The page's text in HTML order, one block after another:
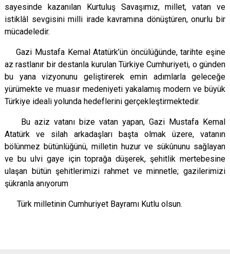
sayesinde kazanılan Kurtuluş Savaşımız, millet, vatan ve
istiklâl sevgisini milli irade kavramına dönüştüren, onurlu bir
mücadeledir.
Gazi Mustafa Kemal Atatürk’ün öncülüğünde, tarihte eşine
az rastlanır bir destanla kurulan Türkiye Cumhuriyeti, o günden
bu yana vizyonunu geliştirerek emin adımlarla geleceğe
yürümekte ve muasır medeniyeti yakalamış modern ve büyük
Türkiye ideali yolunda hedeflerini gerçekleştirmektedir.
Bu aziz vatanı bize vatan yapan, Gazi Mustafa Kemal
Atatürk ve silah arkadaşları başta olmak üzere, vatanın
bölünmez bütünlüğünü, milletin huzur ve sükûnunu sağlayan
ve bu ulvi gaye için toprağa düşerek, şehitlik mertebesine
ulaşan bütün şehitlerimizi rahmet ve minnetle; gazilerimizi
şükranla anıyorum
Türk milletinin Cumhuriyet Bayramı Kutlu olsun.